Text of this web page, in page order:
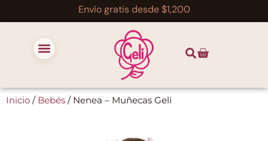
Envío gratis desde $1,200
Inicio / Bebés / Nenea – Muñecas Geli